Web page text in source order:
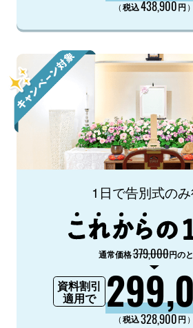
（税込438,900円 ）
1日で告別式のみ
通常価格379,000円の
資料割引
適用で
（税込328,900円 ）